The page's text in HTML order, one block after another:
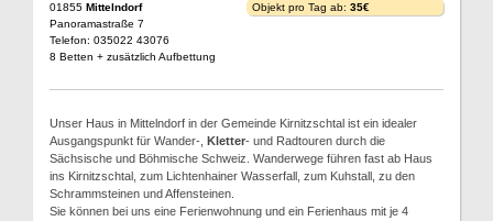
01855 Mittelndorf
Panoramastraße 7
Telefon: 035022 43076
8 Betten + zusätzlich Aufbettung
Objekt pro Tag ab: 35€
Unser Haus in Mittelndorf in der Gemeinde Kirnitzschtal ist ein idealer
Ausgangspunkt für Wander-, Kletter- und Radtouren durch die
Sächsische und Böhmische Schweiz. Wanderwege führen fast ab Haus
ins Kirnitzschtal, zum Lichtenhainer Wasserfall, zum Kuhstall, zu den
Schrammsteinen und Affensteinen.
Sie können bei uns eine Ferienwohnung und ein Ferienhaus mit je 4